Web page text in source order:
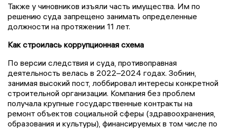
Также у чиновников изъяли часть имущества. Им по
решению суда запрещено занимать определенные
должности на протяжении 11 лет.
Как строилась коррупционная схема
По версии следствия и суда, противоправная
деятельность велась в 2022–2024 годах. Зобнин,
занимая высокий пост, лоббировал интересы конкретной
строительной организации. Компания без проблем
получала крупные государственные контракты на
ремонт объектов социальной сферы (здравоохранения,
образования и культуры), финансируемых в том числе по